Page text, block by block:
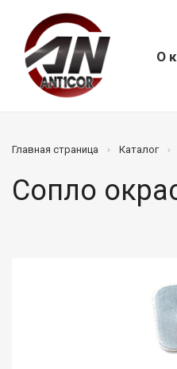
О
Главная страница Каталог
Сопло